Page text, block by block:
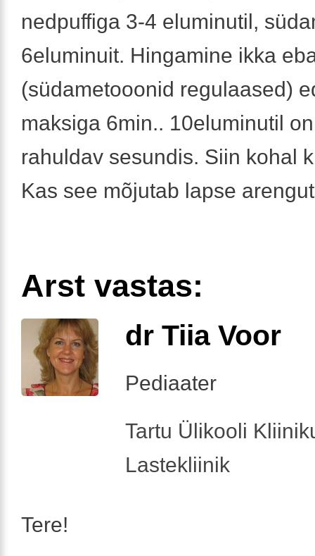
nedpuffiga 3-4 eluminutil,
6eluminuit. Hingamine ikka
(südametooonid regulaased)
maksiga 6min.. 10eluminutil
rahuldav sesundis. Siin kohal
Kas see mõjutab lapse
Arst vastas:
dr Tiia Voor
Pediaater
Tartu Ülikooli
Lastekliinik
Tere!